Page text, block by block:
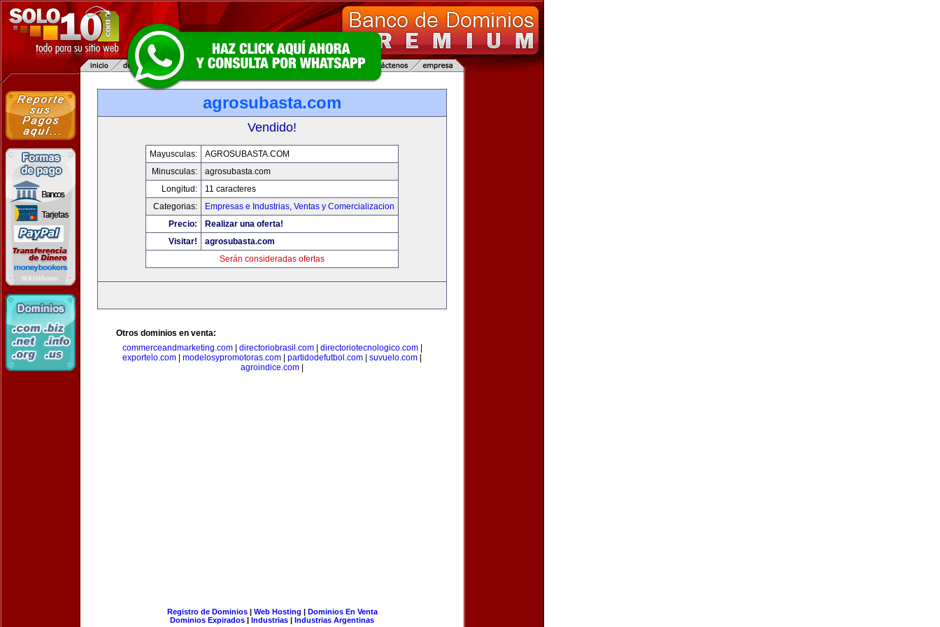
agrosubasta.com
Vendido!
Mayusculas:
AGROSUBASTA.COM
Minusculas:
agrosubasta.com
Longitud:
11 caracteres
Categorias:
Empresas e Industrias, Ventas y Comercializacion
Precio:
Realizar una oferta!
Visitar!
agrosubasta.com
Serán consideradas ofertas
Otros dominios en venta:
commerceandmarketing.com| directoriobrasil.com| directoriotecnologico.com|
exportelo.com
modelosypromotoras.com partidodefutbol.com suvuelo.com
agroindice.com
Registro de Dominios| Web Hosting | Dominios En Venta
Dominios Expirados | Industrias | Industrias Argentinas